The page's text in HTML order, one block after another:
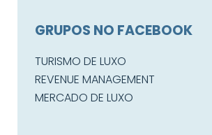
GRUPOS NO FACEBOOK
TURISMO DE LUXO
REVENUE MANAGEMENT
MERCADO DE LUXO